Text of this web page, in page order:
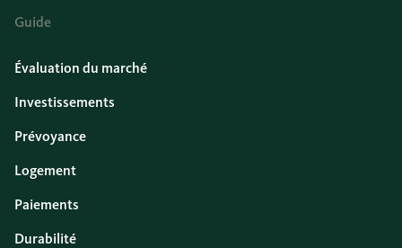
Guide
Évaluation du marché
Investissements
Prévoyance
Logement
Paiements
Durabilité